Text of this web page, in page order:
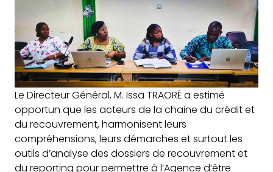
Le Directeur Général, M. Issa TRAORÉ a estimé
opportun que les acteurs de la chaine du crédit et
du recouvrement, harmonisent leurs
compréhensions, leurs démarches et surtout les
outils d’analyse des dossiers de recouvrement et
du reporting pour permettre à l’Agence d’être